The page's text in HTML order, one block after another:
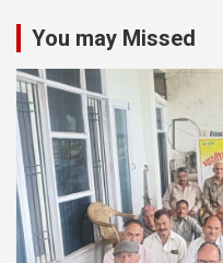
You may Missed